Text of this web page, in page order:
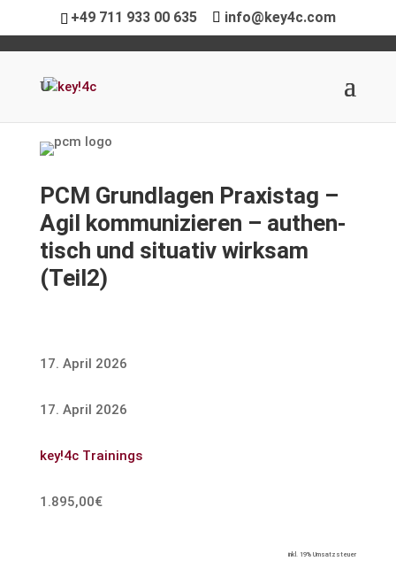
+49 711 933 00 635 info@key4c.com
PCM Grund­lagen Praxistag –
Agil kommu­ni­zieren – authen­
tisch und situativ wirksam
(Teil2)
17. April 2026
17. April 2026
key!4c Trainings
1.895,00€
inkl. 19% Umsatzsteuer